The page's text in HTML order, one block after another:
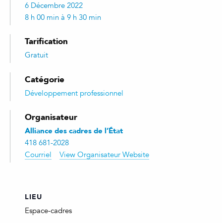
6 Décembre 2022
8 h 00 min à 9 h 30 min
Tarification
Gratuit
Catégorie
Développement professionnel
Organisateur
Alliance des cadres de l’État
418 681-2028
Courriel
View Organisateur Website
LIEU
Espace-cadres